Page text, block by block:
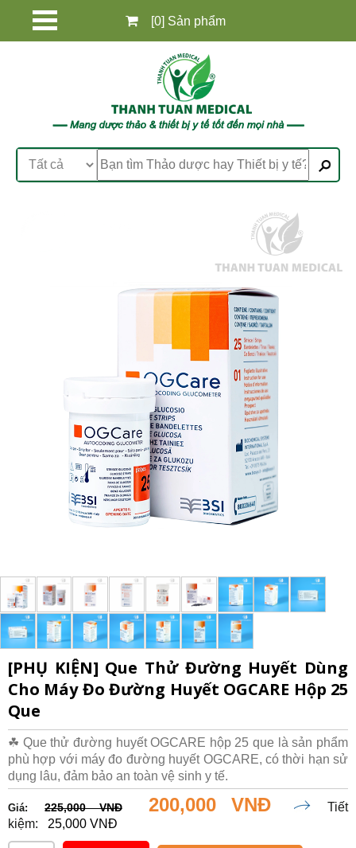
[0] Sản phẩm
[PHỤ KIỆN] Que Thử Đường Huyết Dùng
Cho Máy Đo Đường Huyết OGCARE Hộp 25
Que
☘ Que thử đường huyết OGCARE hộp 25 que là sản phẩm
phù hợp với máy đo đường huyết OGCARE, có thời hạn sử
dụng lâu, đảm bảo an toàn vệ sinh y tế.
Giá: 225,000 VNĐ 200,000 VNĐ
Tiết
kiệm:
25,000 VNĐ